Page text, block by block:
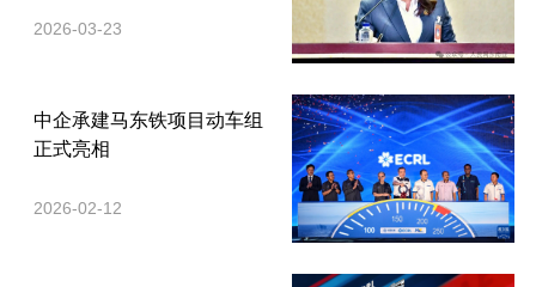
2026-03-23
中企承建马东铁项目动车组
正式亮相
2026-02-12